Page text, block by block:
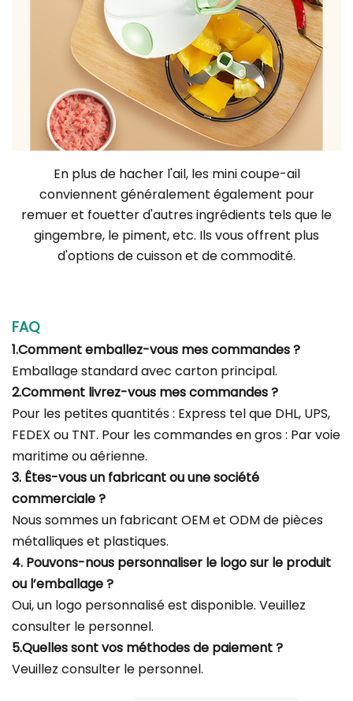
En plus de hacher l'ail, les mini coupe-ail
conviennent généralement également pour
remuer et fouetter d'autres ingrédients tels que le
gingembre, le piment, etc. Ils vous offrent plus
d'options de cuisson et de commodité.
FAQ
1.Comment emballez-vous mes commandes ?
Emballage standard avec carton principal.
2.Comment livrez-vous mes commandes ?
Pour les petites quantités : Express tel que DHL, UPS,
FEDEX ou TNT. Pour les commandes en gros : Par voie
maritime ou aérienne.
3. Êtes-vous un fabricant ou une société
commerciale ?
Nous sommes un fabricant OEM et ODM de pièces
métalliques et plastiques.
4. Pouvons-nous personnaliser le logo sur le produit
ou l’emballage ?
Oui, un logo personnalisé est disponible. Veuillez
consulter le personnel.
5.Quelles sont vos méthodes de paiement ?
Veuillez consulter le personnel.